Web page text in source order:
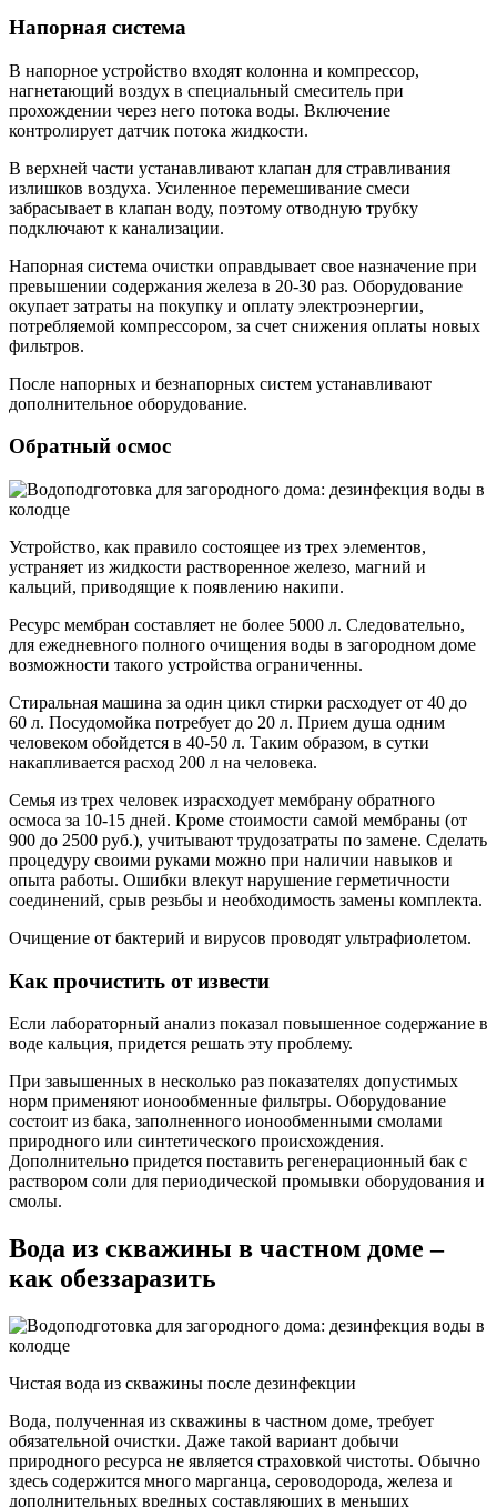
Напорная система
В напорное устройство входят колонна и компрессор,
нагнетающий воздух в специальный смеситель при
прохождении через него потока воды. Включение
контролирует датчик потока жидкости.
В верхней части устанавливают клапан для стравливания
излишков воздуха. Усиленное перемешивание смеси
забрасывает в клапан воду, поэтому отводную трубку
подключают к канализации.
Напорная система очистки оправдывает свое назначение при
превышении содержания железа в 20-30 раз. Оборудование
окупает затраты на покупку и оплату электроэнергии,
потребляемой компрессором, за счет снижения оплаты новых
фильтров.
После напорных и безнапорных систем устанавливают
дополнительное оборудование.
Обратный осмос
Устройство, как правило состоящее из трех элементов,
устраняет из жидкости растворенное железо, магний и
кальций, приводящие к появлению накипи.
Ресурс мембран составляет не более 5000 л. Следовательно,
для ежедневного полного очищения воды в загородном доме
возможности такого устройства ограниченны.
Стиральная машина за один цикл стирки расходует от 40 до
60 л. Посудомойка потребует до 20 л. Прием душа одним
человеком обойдется в 40-50 л. Таким образом, в сутки
накапливается расход 200 л на человека.
Семья из трех человек израсходует мембрану обратного
осмоса за 10-15 дней. Кроме стоимости самой мембраны (от
900 до 2500 руб.), учитывают трудозатраты по замене. Сделать
процедуру своими руками можно при наличии навыков и
опыта работы. Ошибки влекут нарушение герметичности
соединений, срыв резьбы и необходимость замены комплекта.
Очищение от бактерий и вирусов проводят ультрафиолетом.
Как прочистить от извести
Если лабораторный анализ показал повышенное содержание в
воде кальция, придется решать эту проблему.
При завышенных в несколько раз показателях допустимых
норм применяют ионообменные фильтры. Оборудование
состоит из бака, заполненного ионообменными смолами
природного или синтетического происхождения.
Дополнительно придется поставить регенерационный бак с
раствором соли для периодической промывки оборудования и
смолы.
Вода из скважины в частном доме –
как обеззаразить
Чистая вода из скважины после дезинфекции
Вода, полученная из скважины в частном доме, требует
обязательной очистки. Даже такой вариант добычи
природного ресурса не является страховкой чистоты. Обычно
здесь содержится много марганца, сероводорода, железа и
дополнительных вредных составляющих в меньших